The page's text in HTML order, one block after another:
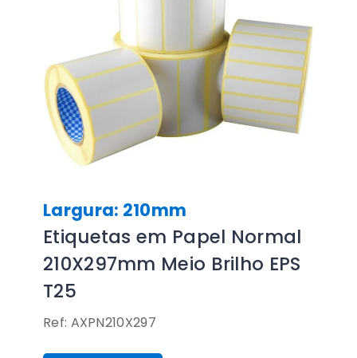
Largura: 210mm
Etiquetas em Papel Normal
210X297mm Meio Brilho EPS
T25
Ref: AXPN210X297